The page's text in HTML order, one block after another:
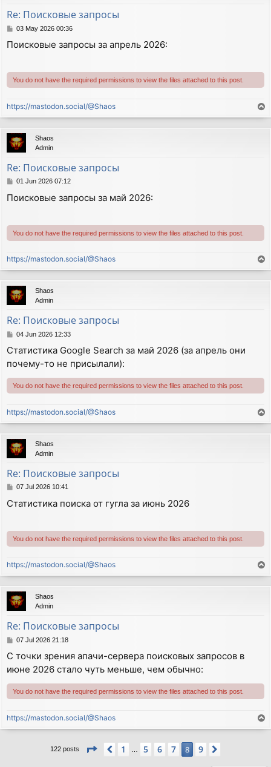
Re: Поисковые запросы
P
s
03 May 2026 00:36
Поисковые запросы за апрель 2026:
You do not have the required permissions to view the files attached to this post.
https://mastodon.social/@Shaos
o
p
Shaos
Admin
Re: Поисковые запросы
P
s
01 Jun 2026 07:12
Поисковые запросы за май 2026:
You do not have the required permissions to view the files attached to this post.
https://mastodon.social/@Shaos
o
p
Shaos
Admin
Re: Поисковые запросы
P
s
t
04 Jun 2026 12:33
Статистика Google Search за май 2026 (за апрель они
почему-то не присылали):
You do not have the required permissions to view the files attached to this post.
https://mastodon.social/@Shaos
o
p
Shaos
Admin
Re: Поисковые запросы
P
s
07 Jul 2026 10:41
Статистика поиска от гугла за июнь 2026
You do not have the required permissions to view the files attached to this post.
https://mastodon.social/@Shaos
o
p
Shaos
Admin
Re: Поисковые запросы
P
t
07 Jul 2026 21:18
С точки зрения апачи-сервера поисковых запросов в
июне 2026 стало чуть меньше, чем обычно:
You do not have the required permissions to view the files attached to this post.
https://mastodon.social/@Shaos
o
122 posts Page 8
Previous
1 5 6 7 8 9